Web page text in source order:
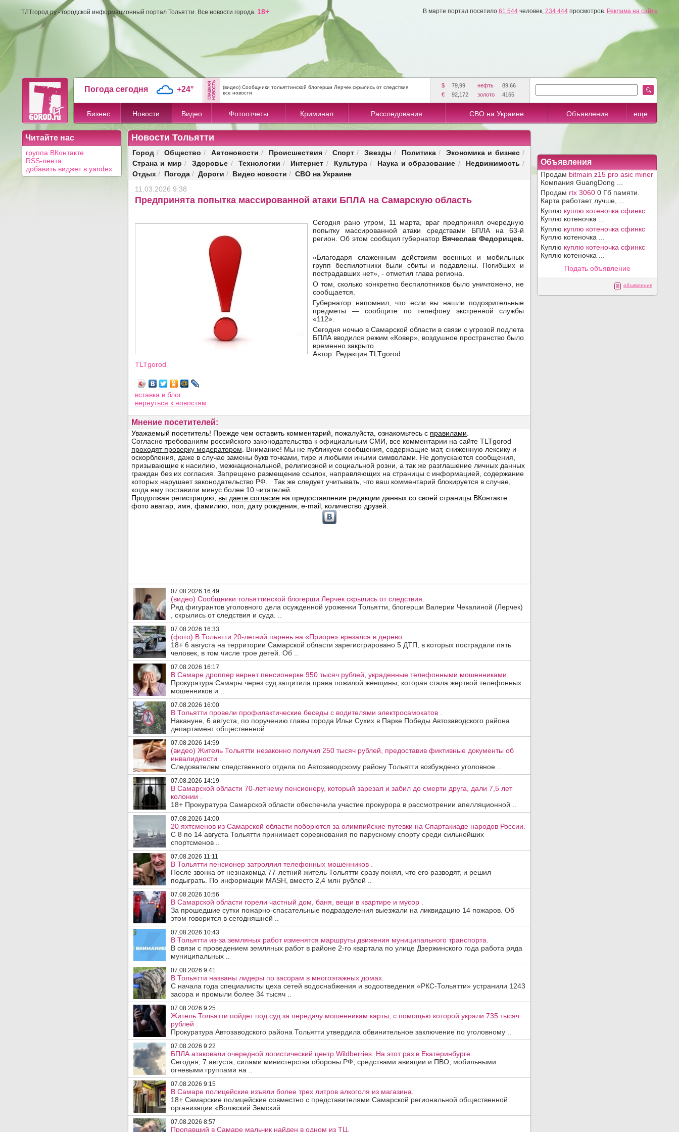
ТЛТгород.ру - городской информационный портал Тольятти. Все новости города. 18+ В марте портал посетило 61 544 человек, 234 444 просмотров. Реклама на сайте
Погода сегодня +24°
(видео) Сообщники тольяттинской блогерши Лерчек скрылись от следствия
все новости
$ 79,99 нефть
89,66
€
92,172 золото 4165
Бизнес Новости Видео Фотоотчеты Криминал Расследования СВО на Украине Объявления еще
Читайте нас
группа ВКонтакте
RSS-лента
добавить виджет в yandex
Новости Тольятти
Город / Общество / Автоновости / Происшествия / Спорт / Звезды / Политика / Экономика и бизнес/
Страна и мир / Здоровье / Технологии / Интернет / Культура/ Наука и образование / Недвижимость /
Отдых / Погода / Дороги / Видео новости / СВО на Украине
11.03.2026 9:38
Предпринята попытка массированной атаки БПЛА на Самарскую область
Сегодня рано утром, 11 марта, враг предпринял очередную
попытку массированной атаки средствами БПЛА на 63-й
регион. Об этом сообщил губернатор Вячеслав Федорищев.
«Благодаря слаженным действиям военных и мобильных
групп беспилотники были сбиты и подавлены. Погибших и
пострадавших нет», - отметил глава региона.
О том, сколько конкретно беспилотников было уничтожено, не
сообщается.
Губернатор напомнил, что если вы нашли подозрительные
предметы — сообщите по телефону экстренной службы
«112».
Сегодня ночью в Самарской области в связи с угрозой подлета
БПЛА вводился режим «Ковер», воздушное пространство было
временно закрыто.
Автор: Редакция TLTgorod
TLTgorod
вставка в блог
вернуться к новостям
Мнение посетителей:
07.08.2026 16:49
(видео) Сообщники тольяттинской блогерши Лерчек скрылись от следствия.
Ряд фигурантов уголовного дела осужденной уроженки Тольятти, блогерши Валерии Чекалиной (Лерчек)
, скрылись от следствия и суда. ..
07.08.2026 16:33
(фото) В Тольятти 20-летний парень на «Приоре» врезался в дерево.
18+ 6 августа на территории Самарской области зарегистрировано 5 ДТП, в которых пострадали пять
человек, в том числе трое детей. Об ..
07.08.2026 16:17
В Самаре дроппер вернет пенсионерке 950 тысяч рублей, украденные телефонными мошенниками.
Прокуратура Самары через суд защитила права пожилой женщины, которая стала жертвой телефонных
мошенников и ..
07.08.2026 16:00
В Тольятти провели профилактические беседы с водителями электросамокатов .
Накануне, 6 августа, по поручению главы города Ильи Сухих в Парке Победы Автозаводского района
департамент общественной ..
07.08.2026 14:59
(видео) Житель Тольятти незаконно получил 250 тысяч рублей, предоставив фиктивные документы об
инвалидности .
Следователем следственного отдела по Автозаводскому району Тольятти возбуждено уголовное ..
07.08.2026 14:19
В Самарской области 70-летнему пенсионеру, который зарезал и забил до смерти друга, дали 7,5 лет
колонии .
18+ Прокуратура Самарской области обеспечила участие прокурора в рассмотрении апелляционной ..
07.08.2026 14:00
20 яхтсменов из Самарской области поборются за олимпийские путевки на Спартакиаде народов России.
С 8 по 14 августа Тольятти принимает соревнования по парусному спорту среди сильнейших
спортсменов ..
07.08.2026 11:11
В Тольятти пенсионер затроллил телефонных мошенников .
После звонка от незнакомца 77-летний житель Тольятти сразу понял, что его разводят, и решил
подыграть. По информации MASH, вместо 2,4 млн рублей ..
07.08.2026 10:56
В Самарской области горели частный дом, баня, вещи в квартире и мусор .
За прошедшие сутки пожарно-спасательные подразделения выезжали на ликвидацию 14 пожаров. Об
этом говорится в сегодняшней ..
07.08.2026 10:43
В Тольятти из-за земляных работ изменятся маршруты движения муниципального транспорта.
В связи с проведением земляных работ в районе 2-го квартала по улице Дзержинского года работа ряда
муниципальных ..
07.08.2026 9:41
В Тольятти названы лидеры по засорам в многоэтажных домах.
С начала года специалисты цеха сетей водоснабжения и водоотведения «РКС-Тольятти» устранили 1243
засора и промыли более 34 тысяч ..
07.08.2026 9:25
Житель Тольятти пойдет под суд за передачу мошенникам карты, с помощью которой украли 735 тысяч
рублей .
Прокуратура Автозаводского района Тольятти утвердила обвинительное заключение по уголовному ..
07.08.2026 9:22
БПЛА атаковали очередной логистический центр Wildberries. На этот раз в Екатеринбурге.
Сегодня, 7 августа, силами министерства обороны РФ, средствами авиации и ПВО, мобильными
огневыми группами на ..
07.08.2026 9:15
В Самаре полицейские изъяли более трех литров алкоголя из магазина.
18+ Самарские полицейские совместно с представителями Самарской региональной общественной
организации «Волжский Земский ..
07.08.2026 8:57
Пропавший в Самаре мальчик найден в одном из ТЦ.
Объявления
Продам bitmain z15 pro asic miner
Компания GuangDong ...
Продам rtx 3060 0 Гб памяти.
Карта работает лучше, ...
Куплю куплю котеночка сфинкс
Куплю котеночка ...
Куплю куплю котеночка сфинкс
Куплю котеночка ...
Куплю куплю котеночка сфинкс
Куплю котеночка ...
Подать объявление
объявления